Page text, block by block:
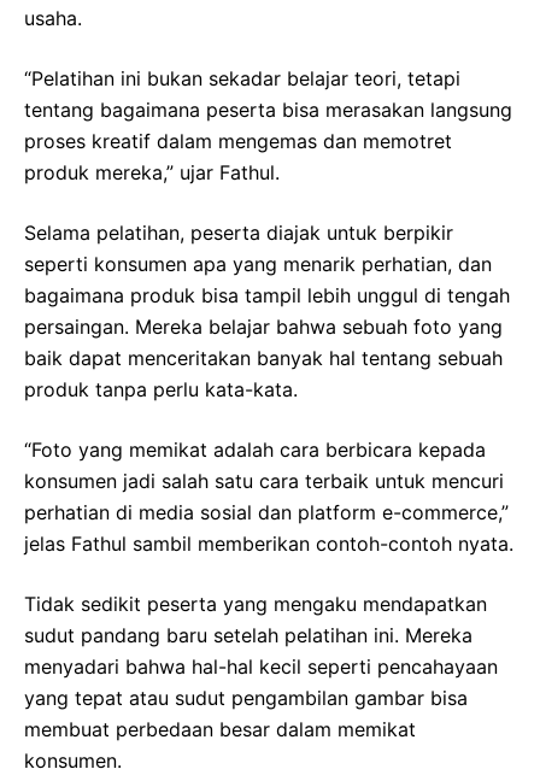
usaha.
“Pelatihan ini bukan sekadar belajar teori, tetapi
tentang bagaimana peserta bisa merasakan langsung
proses kreatif dalam mengemas dan memotret
produk mereka,” ujar Fathul.
Selama pelatihan, peserta diajak untuk berpikir
seperti konsumen apa yang menarik perhatian, dan
bagaimana produk bisa tampil lebih unggul di tengah
persaingan. Mereka belajar bahwa sebuah foto yang
baik dapat menceritakan banyak hal tentang sebuah
produk tanpa perlu kata-kata.
“Foto yang memikat adalah cara berbicara kepada
konsumen jadi salah satu cara terbaik untuk mencuri
perhatian di media sosial dan platform e-commerce,”
jelas Fathul sambil memberikan contoh-contoh nyata.
Tidak sedikit peserta yang mengaku mendapatkan
sudut pandang baru setelah pelatihan ini. Mereka
menyadari bahwa hal-hal kecil seperti pencahayaan
yang tepat atau sudut pengambilan gambar bisa
membuat perbedaan besar dalam memikat
konsumen.